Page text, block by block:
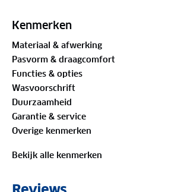
Het kledingstuk is gemaakt van
(GOTS) is een internationaal
eisen stelt aan de gehele
van natuurlijke vezels tot aan de
productie van het kledingstuk. Dit
je houdt van eenvoud met een
Materiaal
Buitenstof: 100%
Kenmerken
Materiaal & afwerking
Pasvorm & draagcomfort
Functies & opties
Wasvoorschrift
Duurzaamheid
Garantie & service
Overige kenmerken
Bekijk alle kenmerken